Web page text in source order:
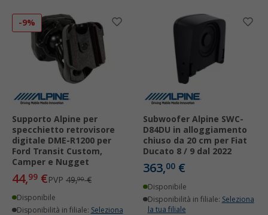
-9%
Supporto Alpine per
specchietto retrovisore
digitale DME-R1200 per
Ford Transit Custom,
Camper e Nugget
44,99 €PVP 49,90€
Disponibile
Disponibilità in filiale: Seleziona
Subwoofer Alpine SWC-
D84DU in alloggiamento
chiuso da 20 cm per Fiat
Ducato 8 / 9 dal 2022
363,00 €
Disponibile
Disponibilità in filiale: Seleziona
la tua filiale